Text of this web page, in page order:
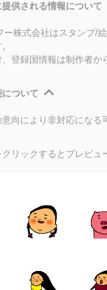
供される情報について
ー株式会社はスタンプ/
登録国情報は制作者か
ついて
向により非対応になる
リックするとプレビュ